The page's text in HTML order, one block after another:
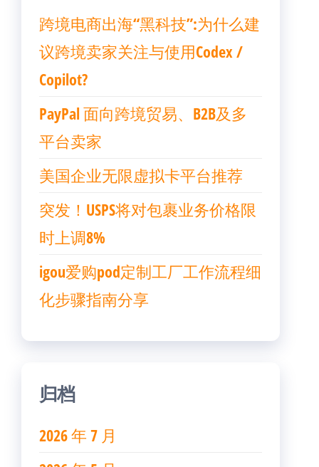
跨境电商出海“黑科技”:为什么建
议跨境卖家关注与使用Codex /
Copilot?
PayPal 面向跨境贸易、B2B及多
平台卖家
美国企业无限虚拟卡平台推荐
突发！USPS将对包裹业务价格限
时上调8%
igou爱购pod定制工厂工作流程细
化步骤指南分享
归档
2026 年 7 月